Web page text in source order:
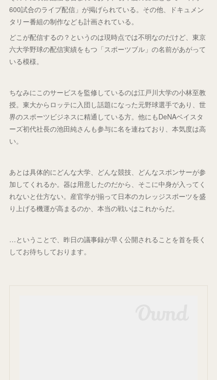
600試合のライブ配信」が掲げられている。その他、ドキュメン
タリー番組の制作なども計画されている。
どこが配信するの？というのは現時点では不明なのだけど、東京
六大学野球の配信実績をもつ「スポーツブル」の名前があがって
いる模様。
ちなみにこのサービスを監修しているのは江戸川大学の小林至教
授。東大からロッテに入団し話題になった元野球選手であり、世
界のスポーツビジネスに精通している方。他にもDeNAベイスタ
ーズ初代社長の池田純さんも参与に名を連ねており、本気度は高
い。
あとは具体的にどんな大学、どんな競技、どんなスポンサーが参
加してくれるか。器は用意したのだから、そこに中身が入ってく
れないと仕方ない。産官学が揃って日本のカレッジスポーツを盛
り上げる機運が高まるのか、本当の戦いはこれからだ。
…ということで、昨日の議事録が早く公開されることを首を長く
してお待ちしております。